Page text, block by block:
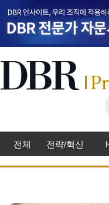
전체 전략/혁신